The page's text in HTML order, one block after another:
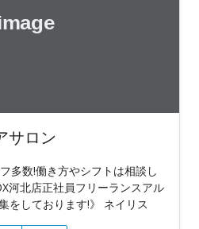
サロン
多数!働き方やシフトは相談し
河北店正社員フリーランスアル
をしております!》 ネイリス